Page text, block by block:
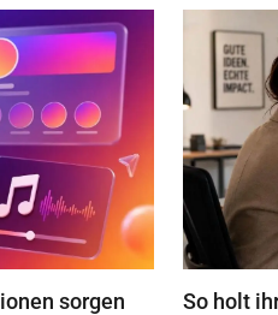
sorgen
So holt